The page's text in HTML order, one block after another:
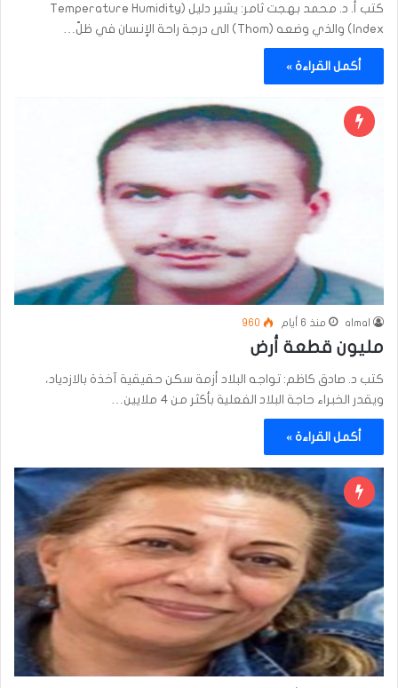
كتب أ. د. محمد بهجت ثامر: يشير دليل (Temperature Humidity
Index) والذي وضعه (Thom) الى درجة راحة الإنسان في ظلّ…
أكمل القراءة »
almal منذ 6 أيام 960
مليون قطعة أرض
كتب د. صادق كاظم: تواجه البلاد أزمة سكن حقيقية آخذة بالازدياد،
ويقدر الخبراء حاجة البلاد الفعلية بأكثر من 4 ملايين…
أكمل القراءة »